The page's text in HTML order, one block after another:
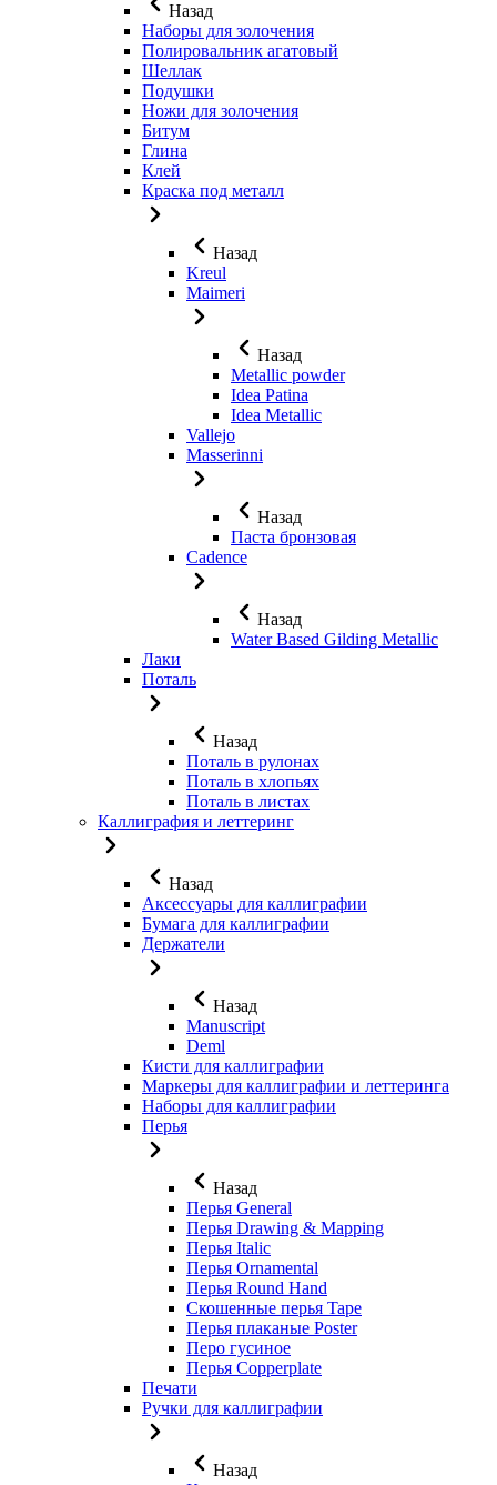
Назад
Наборы для золочения
Полировальник агатовый
Шеллак
Подушки
Ножи для золочения
Битум
Глина
Клей
Краска под металл
Назад
Kreul
Maimeri
Назад
Metallic powder
Idea Patina
Idea Metallic
Vallejo
Masserinni
Назад
Паста бронзовая
Cadence
Назад
Water Based Gilding Metallic
Лаки
Поталь
Назад
Поталь в рулонах
Поталь в хлопьях
Поталь в листах
Каллиграфия и леттеринг
Назад
Аксессуары для каллиграфии
Бумага для каллиграфии
Держатели
Назад
Manuscript
Deml
Кисти для каллиграфии
Маркеры для каллиграфии и леттеринга
Наборы для каллиграфии
Перья
Назад
Перья General
Перья Drawing & Mapping
Перья Italic
Перья Ornamental
Перья Round Hand
Скошенные перья Tape
Перья плаканые Poster
Перо гусиное
Перья Copperplate
Печати
Ручки для каллиграфии
Назад